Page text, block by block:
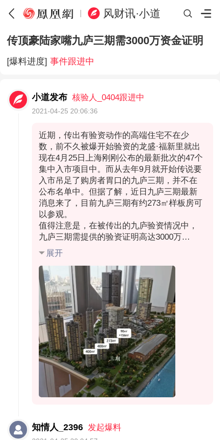
风财讯·小道
传顶豪陆家嘴九庐三期需3000万资金证明
[爆料进度] 事件跟进中
小道发布 核验人_0404跟进中
2021-04-25 20:06:36
近期，传出有验资动作的高端住宅不在少
数，前不久被爆开始验资的龙盛·福新里就出
现在4月25日上海刚刚公布的最新批次的47个
集中入市项目中。而从去年9月就开始传说要
入市吊足了购房者胃口的九庐三期，并不在
公布名单中。但据了解，近日九庐三期最新
消息来了，目前九庐三期有约273㎡样板房可
以参观。
值得注意是，在被传出的九庐验资情况中，
九庐三期需提供的验资证明高达3000万
（（验资不分户型统一金额要求，资金材料
仅接受活期存款、股票、各类理财），若以
上一批次的价格估算，此次验资证明比1房小
户型（约90平）及2房户型（约150平）的全
款金额都高出不少。
本站发现，到目前为止，2021年所有取证的
一手房楼盘，假如之前开过盘的，几乎没有
涨价的。九庐上一批是2019年8月开的，均价
12.8万/㎡，后排位置，面积段150-250㎡。九
庐三期的四栋楼位于前排景，此外，船厂
1862则位于建面约90、156、273㎡的楼栋
前，影响约7层下住宅的瞰江视野。
展开
知情人_2396 发起爆料